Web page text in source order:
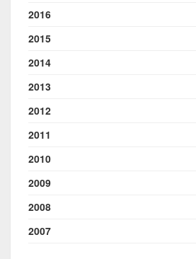
2016
2015
2014
2013
2012
2011
2010
2009
2008
2007